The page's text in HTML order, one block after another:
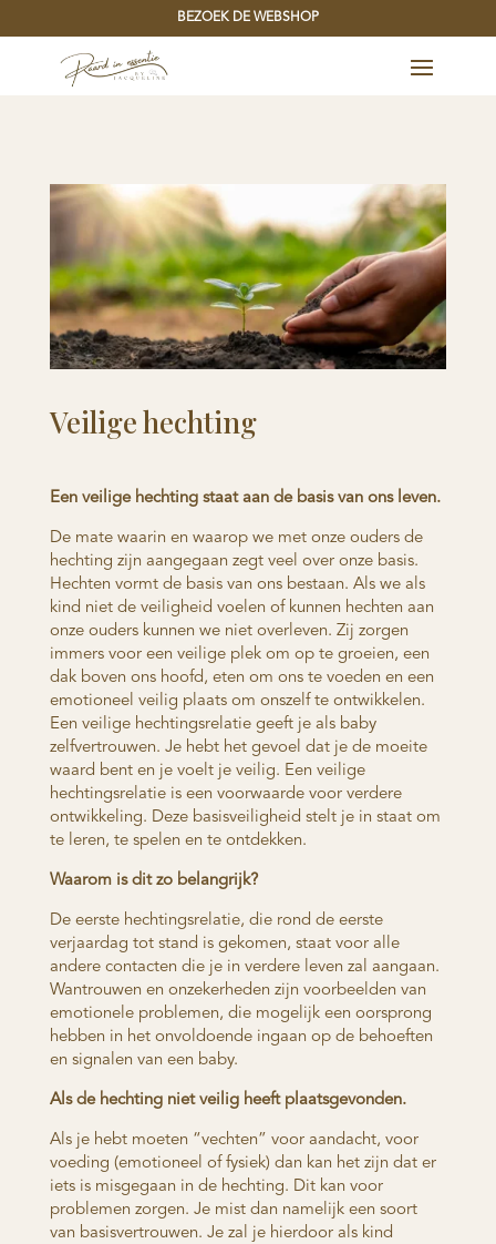
BEZOEK DE WEBSHOP
Veilige hechting
Een veilige hechting staat aan de basis van ons leven.
De mate waarin en waarop we met onze ouders de
hechting zijn aangegaan zegt veel over onze basis.
Hechten vormt de basis van ons bestaan. Als we als
kind niet de veiligheid voelen of kunnen hechten aan
onze ouders kunnen we niet overleven. Zij zorgen
immers voor een veilige plek om op te groeien, een
dak boven ons hoofd, eten om ons te voeden en een
emotioneel veilig plaats om onszelf te ontwikkelen.
Een veilige hechtingsrelatie geeft je als baby
zelfvertrouwen. Je hebt het gevoel dat je de moeite
waard bent en je voelt je veilig. Een veilige
hechtingsrelatie is een voorwaarde voor verdere
ontwikkeling. Deze basisveiligheid stelt je in staat om
te leren, te spelen en te ontdekken.
Waarom is dit zo belangrijk?
De eerste hechtingsrelatie, die rond de eerste
verjaardag tot stand is gekomen, staat voor alle
andere contacten die je in verdere leven zal aangaan.
Wantrouwen en onzekerheden zijn voorbeelden van
emotionele problemen, die mogelijk een oorsprong
hebben in het onvoldoende ingaan op de behoeften
en signalen van een baby.
Als de hechting niet veilig heeft plaatsgevonden.
Als je hebt moeten “vechten” voor aandacht, voor
voeding (emotioneel of fysiek) dan kan het zijn dat er
iets is misgegaan in de hechting. Dit kan voor
problemen zorgen. Je mist dan namelijk een soort
van basisvertrouwen. Je zal je hierdoor als kind